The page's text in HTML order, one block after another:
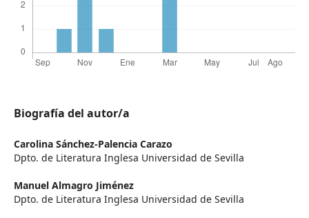
Biografía del autor/a
Carolina Sánchez-Palencia Carazo
Dpto. de Literatura Inglesa Universidad de Sevilla
Manuel Almagro Jiménez
Dpto. de Literatura Inglesa Universidad de Sevilla